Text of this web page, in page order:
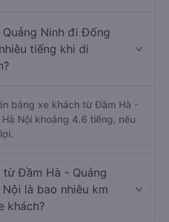
Ninh đi Đống
tiếng khi di
bằng xe khách từ Đầm Hà -
Nội khoảng 4.6 tiếng, nếu
từ Đầm Hà - Quảng
là bao nhiêu km
khách?